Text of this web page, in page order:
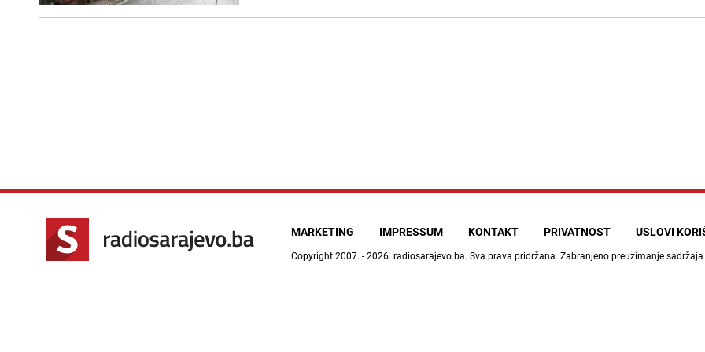
MARKETING IMPRESSUM KONTAKT PRIVATNOST USLOVI
Copyright 2007. - 2026. radiosarajevo.ba. Sva prava pridržana. Zabranjeno preuzimanje